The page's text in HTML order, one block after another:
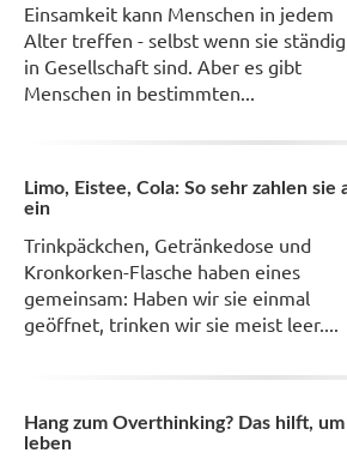
Einsamkeit kann Menschen in jedem
Alter treffen - selbst wenn sie ständig
in Gesellschaft sind. Aber es gibt
Menschen in bestimmten...
Limo, Eistee, Cola: So sehr zahlen
ein
Trinkpäckchen, Getränkedose und
Kronkorken-Flasche haben eines
gemeinsam: Haben wir sie einmal
geöffnet, trinken wir sie meist leer....
Hang zum Overthinking? Das hilft,
leben